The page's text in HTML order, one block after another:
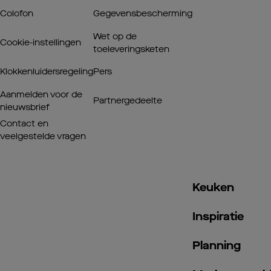
Keuken
Inspiratie
Planning
Colofon Gegevensbescherming
Cookie-instellingen
Wet op de
toeleveringsketen
KlokkenluidersregelingPers
Aanmelden voor de
nieuwsbrief
Partnergedeelte
Contact en
veelgestelde vragen